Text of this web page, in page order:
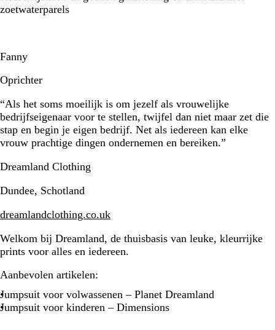
zoetwaterparels
Fanny
Oprichter
“Als het soms moeilijk is om jezelf als vrouwelijke
bedrijfseigenaar voor te stellen, twijfel dan niet maar zet die
stap en begin je eigen bedrijf. Net als iedereen kan elke
vrouw prachtige dingen ondernemen en bereiken.”
Dreamland Clothing
Dundee, Schotland
dreamlandclothing.co.uk
Welkom bij Dreamland, de thuisbasis van leuke, kleurrijke
prints voor alles en iedereen.
Aanbevolen artikelen:
Jumpsuit voor volwassenen – Planet Dreamland
Jumpsuit voor kinderen – Dimensions